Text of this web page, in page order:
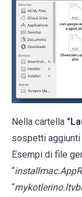
Nella cartella
sospetti
Esempi di file
“
“